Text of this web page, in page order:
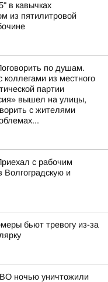
в кавычках
из пятилитровой
по душам.
коллегами из местного
партии
вышел на улицы,
с жителями
с рабочим
Волгоградскую и
бьют тревогу из-за
ночью уничтожили